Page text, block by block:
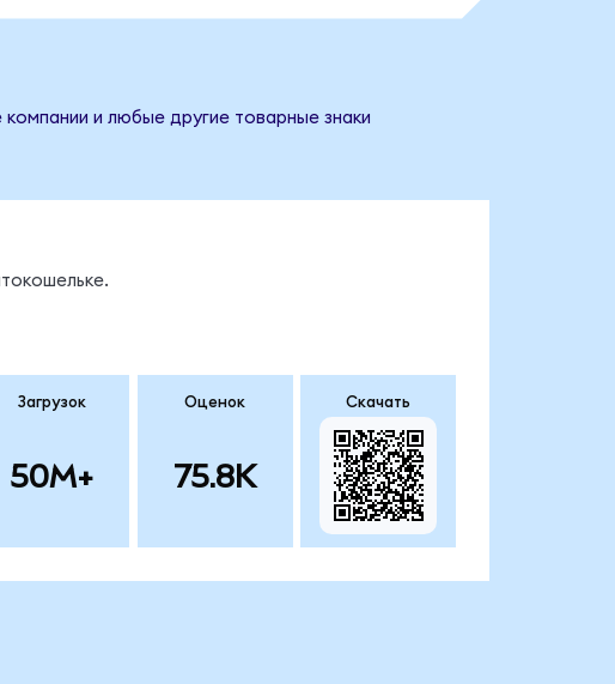
и любые другие товарные знаки
Загрузок
50M+
Оценок
75.8K
Скачать